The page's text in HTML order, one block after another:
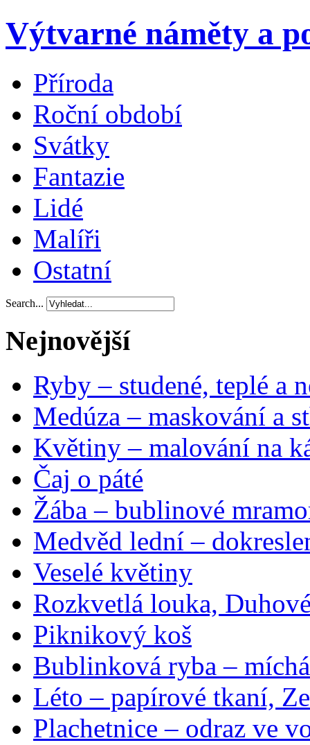
Výtvarné náměty a
Příroda
Roční období
Svátky
Fantazie
Lidé
Malíři
Ostatní
Search...
Nejnovější
Ryby – studené, teplé a
Medúza – maskování a
Květiny – malování na
Čaj o páté
Žába – bublinové
Medvěd lední –
Veselé květiny
Rozkvetlá louka,
Piknikový koš
Bublinková ryba –
Léto – papírové tkaní,
Plachetnice – odraz ve